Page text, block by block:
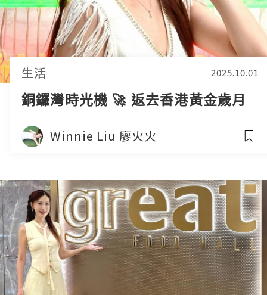
生活 2025.10.01
銅鑼灣時光機 🚀 返去香港黃金歲月
Winnie Liu 廖火火